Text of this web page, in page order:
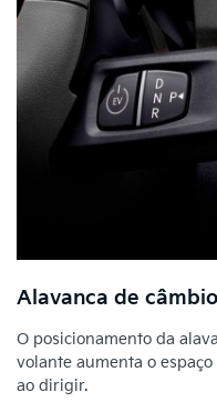
Alavanca de câmbio
O posicionamento da
volante aumenta o
ao dirigir.